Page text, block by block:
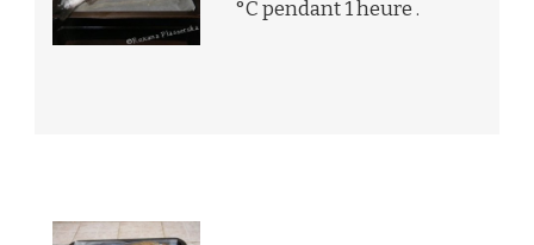
°C pendant 1 heure .